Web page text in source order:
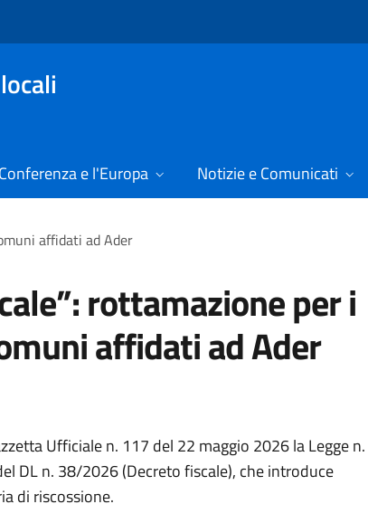
e l'Europa Notizie e Comunicati
affidati ad Ader
rottamazione per i
affidati ad Ader
Ufficiale n. 117 del 22 maggio 2026 la Legge n.
DL n. 38/2026 (Decreto fiscale), che introduce
di riscossione.